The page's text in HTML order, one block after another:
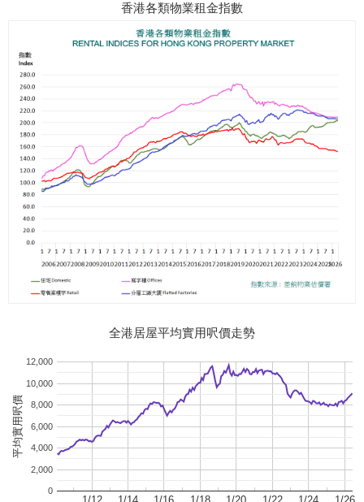
香港各類物業租金指數
全港居屋平均實用呎價走勢
0
2,000
4,000
6,000
8,000
10,000
12,000
平均實用呎價